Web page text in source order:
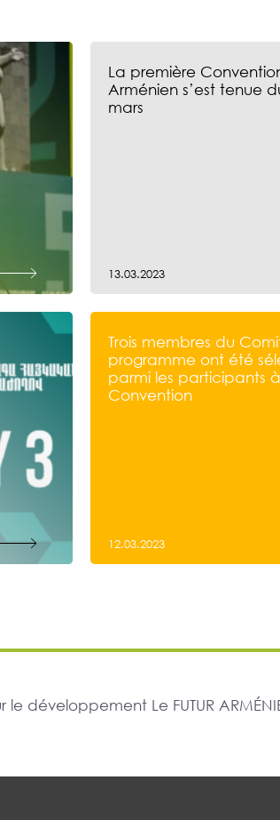
La première
Arménien s’est tenue
mars
13.03.2023
Trois membres du
programme ont été
parmi les participants
Convention
12.03.2023
le développement Le FUTUR